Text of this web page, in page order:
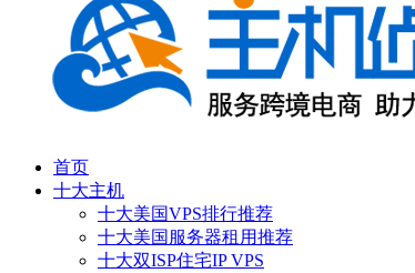
首页
十大主机
十大美国VPS排行推荐
十大美国服务器租用推荐
十大双ISP住宅IP VPS